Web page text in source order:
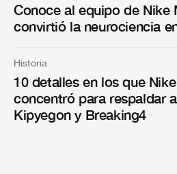
Conoce al equipo de Nike
convirtió la neurociencia
Historia
10 detalles en los que
concentró para respaldar
Kipyegon y Breaking4